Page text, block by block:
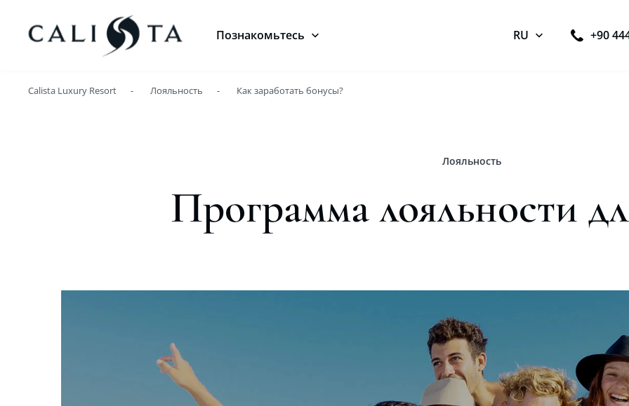
Познакомьтесь RU +90
Как заработать бонусы?
Лояльность
Calista Luxury Resort
Лояльность
Программа лояльности